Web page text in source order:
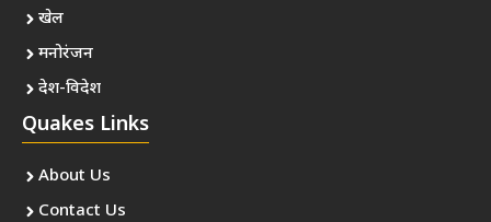
खेल
मनोरंजन
देश-विदेश
Quakes Links
About Us
Contact Us